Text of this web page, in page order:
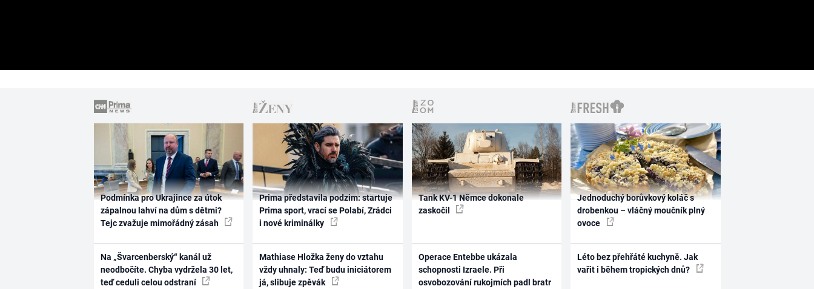
Podmínka pro Ukrajince za útok
zápalnou lahví na dům s dětmi?
Tejc zvažuje mimořádný zásah
Na „Švarcenberský“ kanál už
neodbočíte. Chyba vydržela 30 let,
teď ceduli celou odstraní
Prima představila podzim: startuje
Prima sport, vrací se Polabí, Zrádci
i nové kriminálky
Mathiase Hložka ženy do vztahu
vždy uhnaly: Teď budu iniciátorem
já, slibuje zpěvák
Tank KV-1 Němce dokonale
zaskočil
Operace Entebbe ukázala
schopnosti Izraele. Při
osvobozování rukojmích padl bratr
Jednoduchý borůvkový koláč s
drobenkou – vláčný moučník plný
ovoce
Léto bez přehřáté kuchyně. Jak
vařit i během tropických dnů?